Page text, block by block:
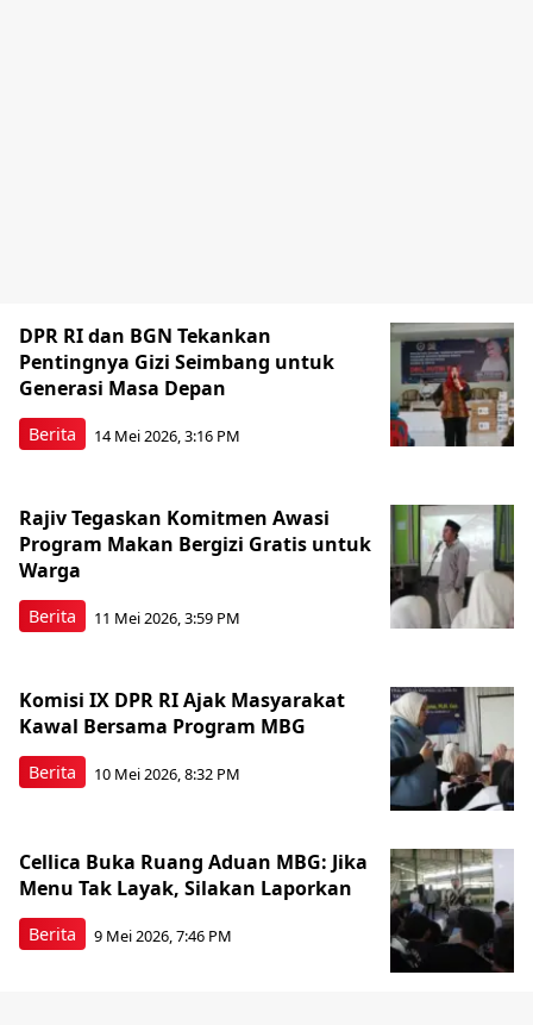
Berita
DPR RI dan BGN Tekankan
Pentingnya Gizi Seimbang untuk
Generasi Masa Depan
14 Mei 2026, 3:16 PM
Berita
Rajiv Tegaskan Komitmen Awasi
Program Makan Bergizi Gratis untuk
Warga
11 Mei 2026, 3:59 PM
Berita
Komisi IX DPR RI Ajak Masyarakat
Kawal Bersama Program MBG
10 Mei 2026, 8:32 PM
Berita
Cellica Buka Ruang Aduan MBG: Jika
Menu Tak Layak, Silakan Laporkan
9 Mei 2026, 7:46 PM